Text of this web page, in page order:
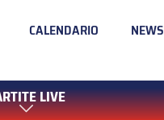
CALENDARIO NEWS
LIVE